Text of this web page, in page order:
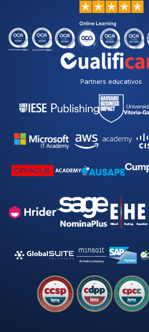
Partners educativos